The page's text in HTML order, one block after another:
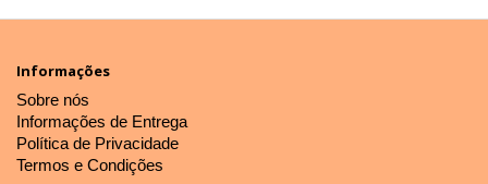
Informações
Sobre nós
Informações de Entrega
Política de Privacidade
Termos e Condições